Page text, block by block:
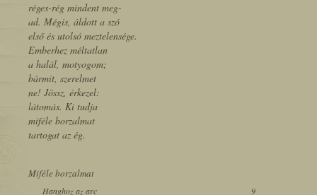
réges-rég mindent meg-
ad. Mégis, áldott a szó
első és utolsó meztelensége.
Emberhez méltatlan
a halál, motyogom;
bármit, szerelmet
ne! Jössz, érkezel:
látomás. Ki tudja
miféle borzalmat
tartogat az ég.
Miféle borzalmat
Hanghoz az arc
9